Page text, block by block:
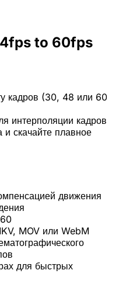
to 60fps
кадров (30, 48 или 60
интерполяции кадров
скачайте плавное
движения
MOV или WebM
для быстрых